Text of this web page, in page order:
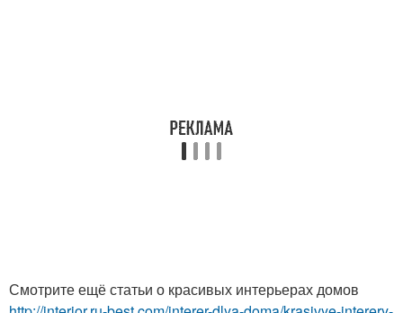
Смотрите ещё статьи о красивых интерьерах домов